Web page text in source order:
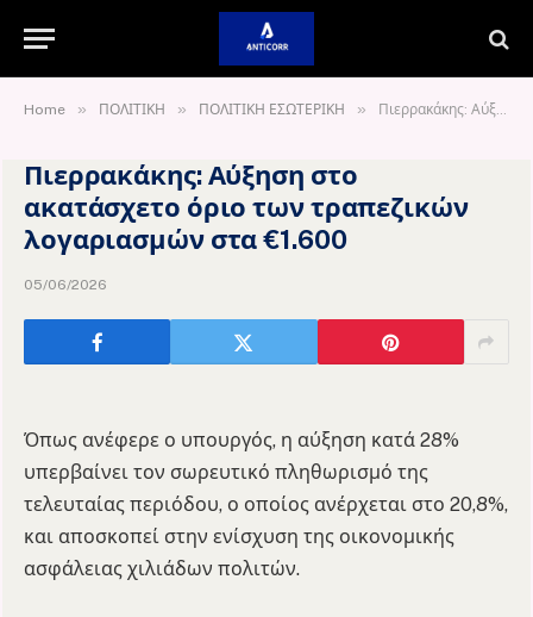
Home » ΠΟΛΙΤΙΚΗ » ΠΟΛΙΤΙΚΗ ΕΣΩΤΕΡΙΚΗ » Πιερρακάκης: Αύξηση στο ακατάσχετο όριο των τραπεζικών λογαριασμών στα €1.600
Πιερρακάκης: Αύξηση στο
ακατάσχετο όριο των τραπεζικών
λογαριασμών στα €1.600
05/06/2026
Όπως ανέφερε ο υπουργός, η αύξηση κατά 28%
υπερβαίνει τον σωρευτικό πληθωρισμό της
τελευταίας περιόδου, ο οποίος ανέρχεται στο 20,8%,
και αποσκοπεί στην ενίσχυση της οικονομικής
ασφάλειας χιλιάδων πολιτών.